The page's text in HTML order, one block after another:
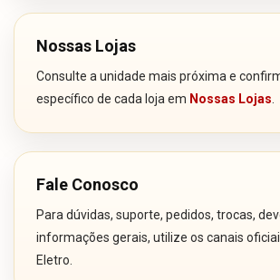
Nossas Lojas
Consulte a unidade mais próxima e
específico de cada loja em Nossas Lojas
Fale Conosco
Para dúvidas, suporte, pedidos, trocas,
informações gerais, utilize os canais
Eletro.